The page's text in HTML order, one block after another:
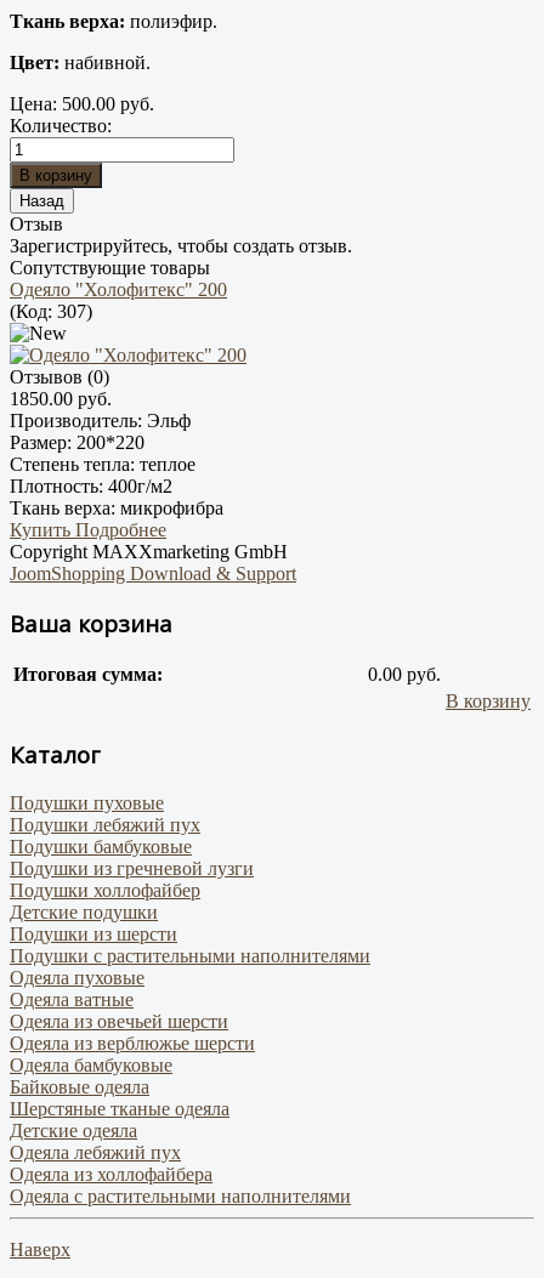
Ткань верха: полиэфир.
Цвет: набивной.
Цена: 500.00 руб.
Количество:
Отзыв
Зарегистрируйтесь, чтобы создать отзыв.
Сопутствующие товары
Одеяло "Холофитекс" 200
(Код: 307)
Отзывов (0)
1850.00 руб.
Производитель: Эльф
Размер: 200*220
Степень тепла: теплое
Плотность: 400г/м2
Ткань верха: микрофибра
Купить Подробнее
Copyright MAXXmarketing GmbH
JoomShopping Download & Support
Ваша корзина
Итоговая сумма:
0.00 руб.
В корзину
Каталог
Подушки пуховые
Подушки лебяжий пух
Подушки бамбуковые
Подушки из гречневой лузги
Подушки холлофайбер
Детские подушки
Подушки из шерсти
Подушки с растительными наполнителями
Одеяла пуховые
Одеяла ватные
Одеяла из овечьей шерсти
Одеяла из верблюжье шерсти
Одеяла бамбуковые
Байковые одеяла
Шерстяные тканые одеяла
Детские одеяла
Одеяла лебяжий пух
Одеяла из холлофайбера
Одеяла с растительными наполнителями
Наверх